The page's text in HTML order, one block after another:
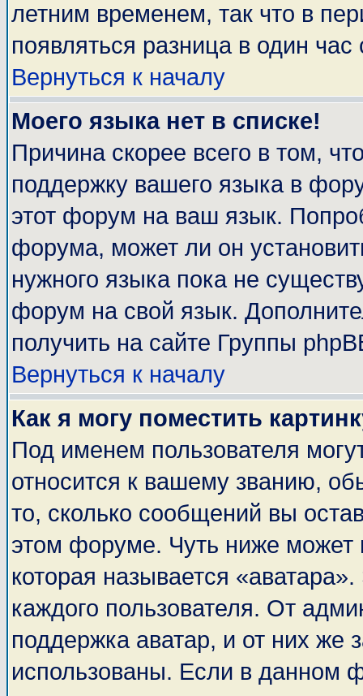
летним временем, так что в
появляться разница в один
Вернуться к началу
Моего языка нет в списке!
Причина скорее всего в том,
поддержку вашего языка в
этот форум на ваш язык.
форума, может ли он
нужного языка пока не
форум на свой язык.
получить на сайте Группы
Вернуться к началу
Как я могу поместить
Под именем пользователя
относится к вашему званию,
то, сколько сообщений вы
этом форуме. Чуть ниже может
которая называется
каждого пользователя. От
поддержка аватар, и от них же
использованы. Если в данном